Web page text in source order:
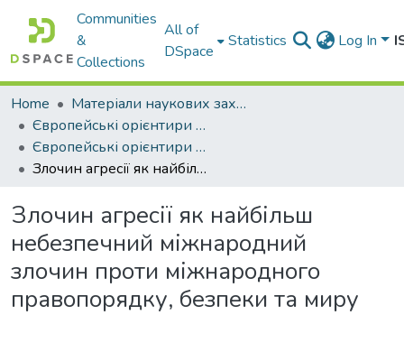
Communities
&
Collections
All of
DSpace
Statistics Log In
Home
Матеріали наукових заходів
Європейські орієнтири розвитку України в умовах війни та глобальних викликів ХХІ століття: синергія наукових, освітніх та технологічних рішень, 2023 р., у 2 т.
Європейські орієнтири розвитку України в умовах війни та глобальних викликів ХХІ століття: синергія наукових, освітніх та технологічних рішень. Том 1
Злочин агресії як найбільш небезпечний міжнародний злочин проти міжнародного правопорядку, безпеки та миру
Злочин агресії як найбільш
небезпечний міжнародний
злочин проти міжнародного
правопорядку, безпеки та миру